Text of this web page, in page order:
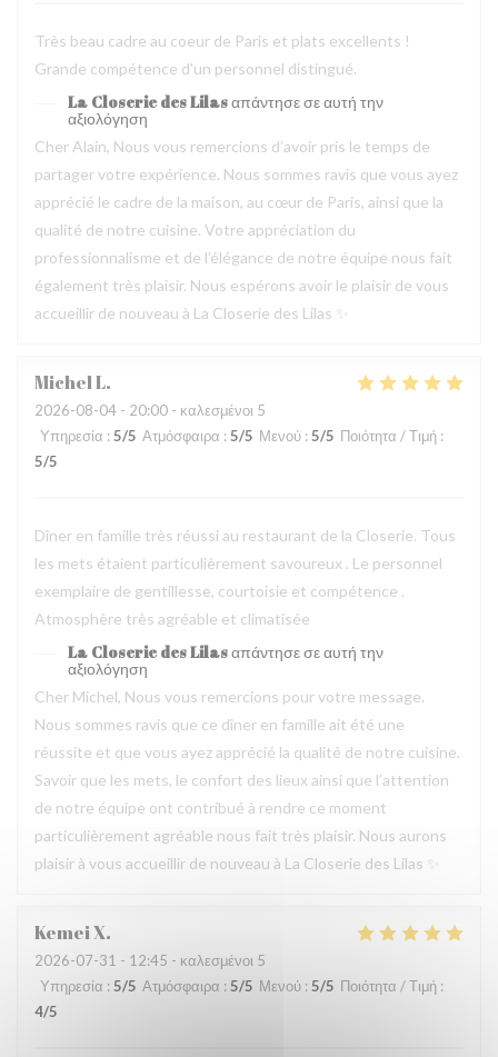
Très beau cadre au coeur de Paris et plats excellents !
Grande compétence d'un personnel distingué.
La Closerie des Lilasαπάντησε σε αυτή την
αξιολόγηση
Cher Alain, Nous vous remercions d’avoir pris le temps de
partager votre expérience. Nous sommes ravis que vous ayez
apprécié le cadre de la maison, au cœur de Paris, ainsi que la
qualité de notre cuisine. Votre appréciation du
professionnalisme et de l’élégance de notre équipe nous fait
également très plaisir. Nous espérons avoir le plaisir de vous
accueillir de nouveau à La Closerie des Lilas ✨
MichelL
2026-08-04 - 20:00 - καλεσμένοι 5
Υπηρεσία : 5/5 Ατμόσφαιρα : 5/5 Μενού : 5/5 Ποιότητα / Τιμή :
5/5
Dîner en famille très réussi au restaurant de la Closerie. Tous
les mets étaient particulièrement savoureux . Le personnel
exemplaire de gentillesse, courtoisie et compétence .
Atmosphère très agréable et climatisée
La Closerie des Lilasαπάντησε σε αυτή την
αξιολόγηση
Cher Michel, Nous vous remercions pour votre message.
Nous sommes ravis que ce dîner en famille ait été une
réussite et que vous ayez apprécié la qualité de notre cuisine.
Savoir que les mets, le confort des lieux ainsi que l’attention
de notre équipe ont contribué à rendre ce moment
particulièrement agréable nous fait très plaisir. Nous aurons
plaisir à vous accueillir de nouveau à La Closerie des Lilas ✨
KemeiX
2026-07-31 - 12:45 - καλεσμένοι 5
Υπηρεσία : 5/5 Ατμόσφαιρα : 5/5 Μενού : 5/5 Ποιότητα / Τιμή :
4/5